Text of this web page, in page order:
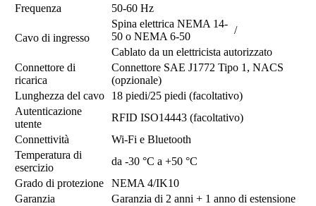
Frequenza
50-60 Hz
Cavo di ingresso
Spina elettrica NEMA 14-
50 o NEMA 6-50
/
Cablato da un elettricista autorizzato
Connettore di
ricarica
Connettore SAE J1772 Tipo 1, NACS
(opzionale)
Lunghezza del cavo
18 piedi/25 piedi (facoltativo)
Autenticazione
utente
RFID ISO14443 (facoltativo)
Connettività
Wi-Fi e Bluetooth
Temperatura di
esercizio
da -30 °C a +50 °C
Grado di protezione
NEMA 4/IK10
Garanzia
Garanzia di 2 anni + 1 anno di estensione